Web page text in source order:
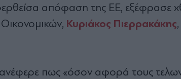
απόφαση της ΕΕ, εξέφρασε
Κυριάκος Πιερρακάκης
πως «όσον αφορά τους